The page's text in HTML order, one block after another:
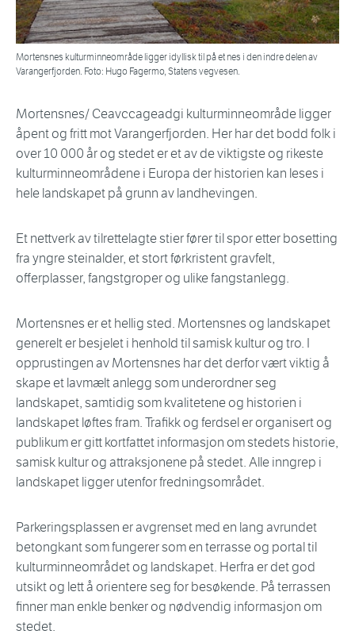
Mortensnes kulturminneområde ligger idyllisk til på et nes i den indre delen av
Varangerfjorden. Foto: Hugo Fagermo, Statens vegvesen.
Mortensnes/ Ceavccageadgi kulturminneområde ligger
åpent og fritt mot Varangerfjorden. Her har det bodd folk i
over 10 000 år og stedet er et av de viktigste og rikeste
kulturminneområdene i Europa der historien kan leses i
hele landskapet på grunn av landhevingen.
Et nettverk av tilrettelagte stier fører til spor etter bosetting
fra yngre steinalder, et stort førkristent gravfelt,
offerplasser, fangstgroper og ulike fangstanlegg.
Mortensnes er et hellig sted. Mortensnes og landskapet
generelt er besjelet i henhold til samisk kultur og tro. I
opprustingen av Mortensnes har det derfor vært viktig å
skape et lavmælt anlegg som underordner seg
landskapet, samtidig som kvalitetene og historien i
landskapet løftes fram. Trafikk og ferdsel er organisert og
publikum er gitt kortfattet informasjon om stedets historie,
samisk kultur og attraksjonene på stedet. Alle inngrep i
landskapet ligger utenfor fredningsområdet.
Parkeringsplassen er avgrenset med en lang avrundet
betongkant som fungerer som en terrasse og portal til
kulturminneområdet og landskapet. Herfra er det god
utsikt og lett å orientere seg for besøkende. På terrassen
finner man enkle benker og nødvendig informasjon om
stedet.